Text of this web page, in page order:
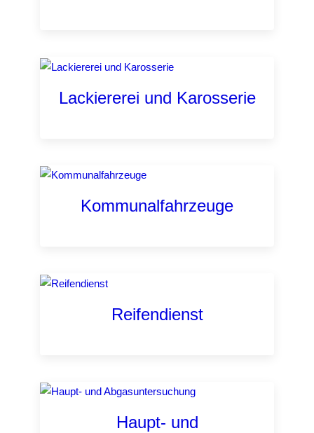
Lackiererei und Karosserie
Kommunalfahrzeuge
Reifendienst
Haupt- und